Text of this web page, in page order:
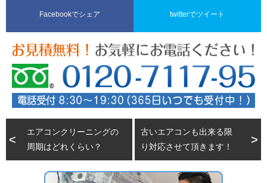
Facebookでシェア twitterでツイート
エアコンクリーニングの
周期はどれくらい？
古いエアコンも出来る限
り対応させて頂きます！